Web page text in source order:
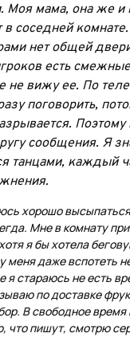
Моя мама, она же и
в соседней
нет общей
есть
не вижу ее. По
поговорить,
сообщения. Я
танцами, каждый
хорошо
Мне в комнату
я бы хотела
меня даже вспотеть
я стараюсь не есть
по доставке
В свободное время
что пишут, смотрю